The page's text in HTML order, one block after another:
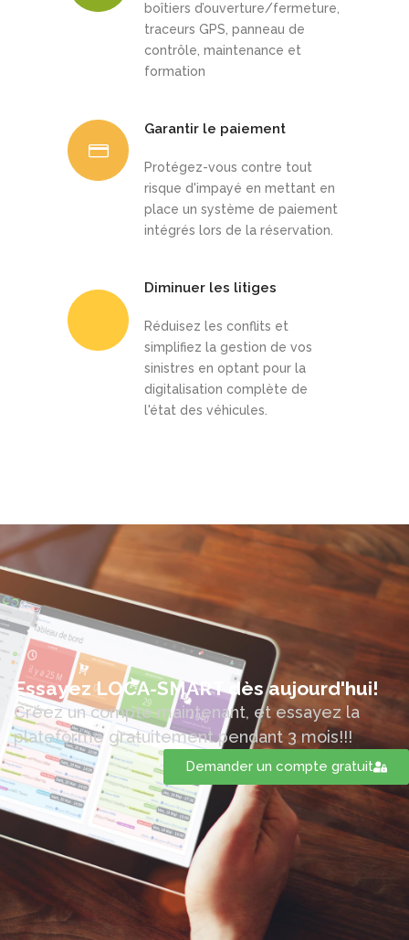
boîtiers d’ouverture/fermeture,
traceurs GPS, panneau de
contrôle, maintenance et
formation
Garantir le paiement
Protégez-vous contre tout
risque d'impayé en mettant en
place un système de paiement
intégrés lors de la réservation.
Diminuer les litiges
Réduisez les conflits et
simplifiez la gestion de vos
sinistres en optant pour la
digitalisation complète de
l'état des véhicules.
Essayez LOCA-SMART dès aujourd'hui!
Créez un compte maintenant, et essayez la
plateforme gratuitement pendant 3 mois!!!
Demander un compte gratuit